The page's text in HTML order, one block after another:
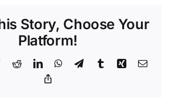
Story, Choose Your
Platform!
BlueskyRedditLinkedInWhatsApp
TelegramTumblrXing Email